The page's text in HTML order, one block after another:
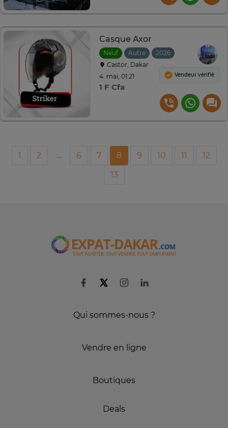
Casque Axor
Neuf Autre
2026
Castor, Dakar
4. mai, 01:21
1 F Cfa
Vendeur vérifié
1 2 ... 6 7 8 9 10 11
12
13
Qui sommes-nous ?
Vendre en ligne
Boutiques
Deals